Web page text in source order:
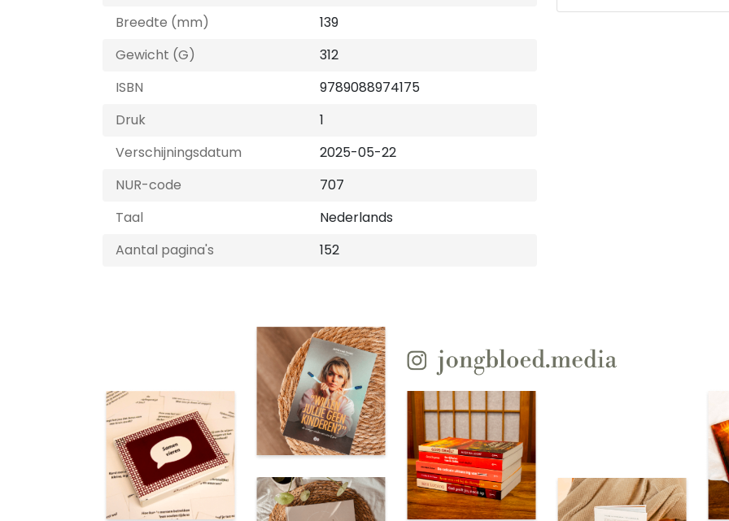
Breedte (mm)
139
Gewicht (G)
312
ISBN
9789088974175
Druk
1
Verschijningsdatum
2025-05-22
NUR-code
707
Taal
Nederlands
Aantal pagina's
152